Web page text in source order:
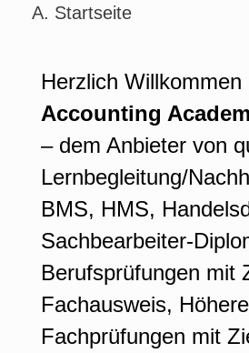
A. Startseite
Herzlich Willkommen
Accounting
– dem Anbieter von
Lernbegleitung/
BMS, HMS,
Sachbearbeiter-
Berufsprüfungen mit
Fachausweis, Höhere
Fachprüfungen mit